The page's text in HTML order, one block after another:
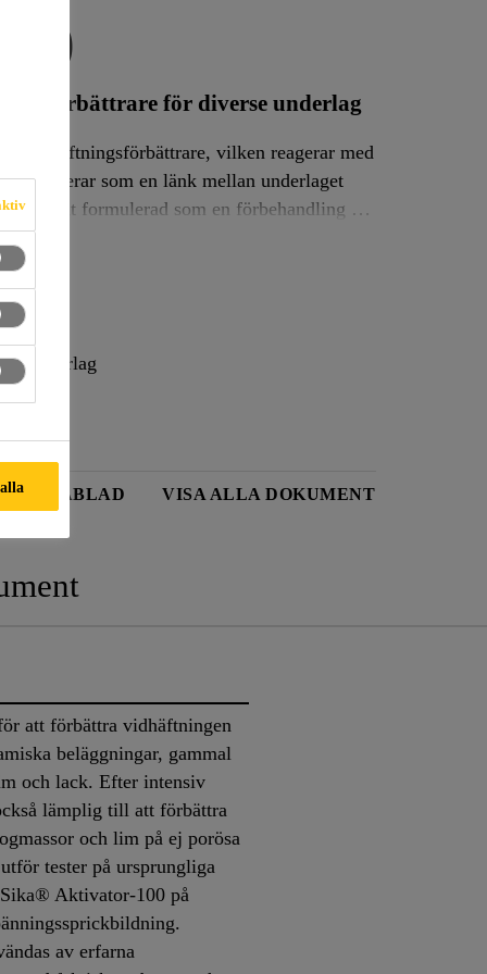
för diverse underlag
vidhäftningsförbättrare, vilken reagerar med
agerar som en länk mellan underlaget
underlag
VISA ALLA DOKUMENT
att förbättra vidhäftningen
beläggningar, gammal
och lack. Efter intensiv
lämplig till att förbättra
och lim på ej porösa
tester på ursprungliga
Aktivator-100 på
av erfarna